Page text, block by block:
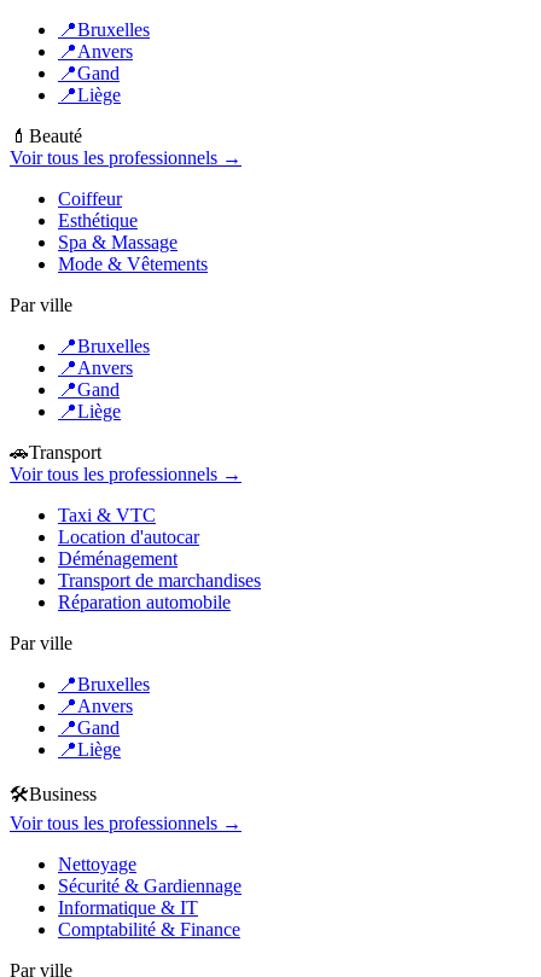
📍Bruxelles
📍Anvers
📍Gand
📍Liège
💄 Beauté
Voir tous les professionnels →
Coiffeur
Esthétique
Spa & Massage
Mode & Vêtements
Par ville
📍Bruxelles
📍Anvers
📍Gand
📍Liège
🚗Transport
Voir tous les professionnels →
Taxi & VTC
Location d'autocar
Déménagement
Transport de marchandises
Réparation automobile
Par ville
📍Bruxelles
📍Anvers
📍Gand
📍Liège
🛠️Business
Voir tous les professionnels →
Nettoyage
Sécurité & Gardiennage
Informatique & IT
Comptabilité & Finance
Par ville